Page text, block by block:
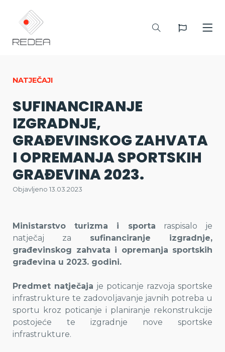
NATJEČAJI
SUFINANCIRANJE
IZGRADNJE,
GRAĐEVINSKOG ZAHVATA
I OPREMANJA SPORTSKIH
GRAĐEVINA 2023.
Objavljeno 13.03.2023
Ministarstvo turizma i sporta raspisalo je
natječaj za sufinanciranje izgradnje,
građevinskog zahvata i opremanja sportskih
građevina u 2023. godini.
Predmet natječaja je poticanje razvoja sportske
infrastrukture te zadovoljavanje javnih potreba u
sportu kroz poticanje i planiranje rekonstrukcije
postojeće te izgradnje nove sportske
infrastrukture.